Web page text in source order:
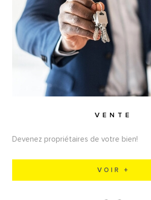
VENTE
Devenez propriétaires de votre bien!
VOIR +